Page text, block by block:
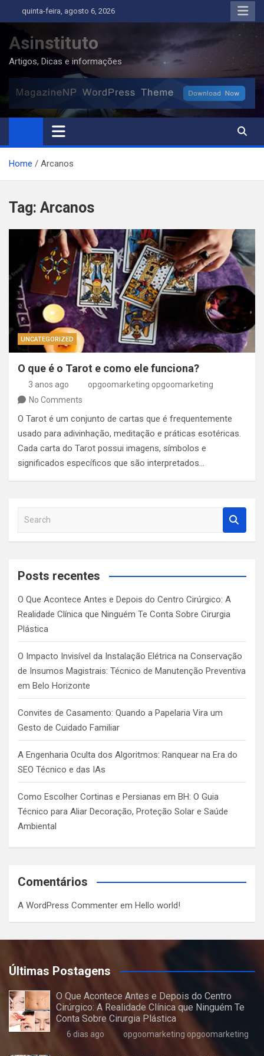
to
content
quinta-feira, agosto 6, 2026
Asinstituto
Artigos, Dicas e informações
Home Arcanos
Tag: Arcanos
UNCATEGORIZED
O que é o Tarot e como ele funciona?
3 anos ago
opgoomarketing opgoomarketing
No Comments
O Tarot é um conjunto de cartas que é frequentemente
usado para adivinhação, meditação e práticas esotéricas.
Cada carta do Tarot possui imagens, símbolos e
significados específicos que são interpretados…
a
c
Posts recentes
O Que Acontece Antes e Depois do Centro Cirúrgico: A
Realidade Clínica que Ninguém Te Conta Sobre Cirurgia
Plástica
O Impacto Invisível da Instalação Elétrica na Conservação
de Insumos Magistrais: Técnico de Manutenção Preventiva
em Belo Horizonte
Convites de Casamento: Quando a Papelaria Vira um
Gesto de Cuidado Familiar
A Engenharia Oculta dos Algoritmos: Ranquear na Era do
SEO Técnico e das IAs
Como Escolher Cortinas e Persianas em BH: O Guia
Técnico para Aliar Decoração, Proteção Solar e Saúde
Ambiental
Comentários
A WordPress Commenter em Hello world!
Últimas Postagens
O Que Acontece Antes e Depois do Centro
Cirúrgico: A Realidade Clínica que Ninguém Te
Conta Sobre Cirurgia Plástica
6 dias ago opgoomarketing opgoomarketing